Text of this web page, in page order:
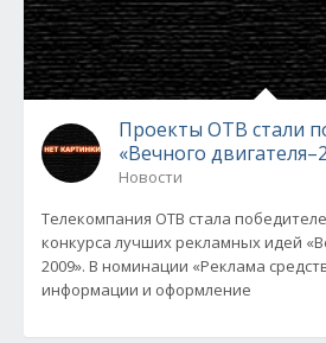
Проекты ОТВ стали
«Вечного
Новости
Телекомпания ОТВ стала
конкурса лучших рекламных идей
2009». В номинации «Реклама
информации и оформление